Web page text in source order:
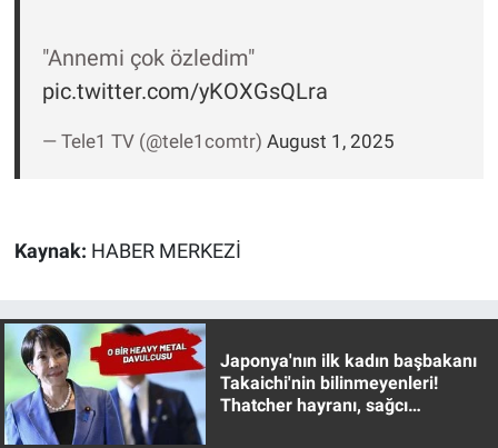
"Annemi çok özledim"
pic.twitter.com/yKOXGsQLra
— Tele1 TV (@tele1comtr) August 1, 2025
Kaynak: HABER MERKEZİ
Japonya'nın ilk kadın başbakanı
Takaichi'nin bilinmeyenleri!
Thatcher hayranı, sağcı